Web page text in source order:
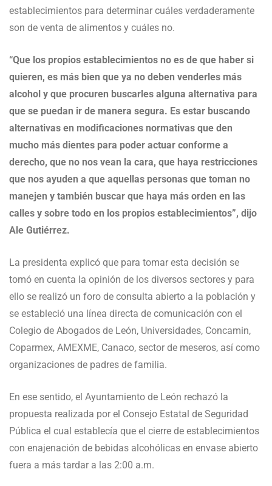
establecimientos para determinar cuáles verdaderamente
son de venta de alimentos y cuáles no.
“Que los propios establecimientos no es de que haber si
quieren, es más bien que ya no deben venderles más
alcohol y que procuren buscarles alguna alternativa para
que se puedan ir de manera segura. Es estar buscando
alternativas en modificaciones normativas que den
mucho más dientes para poder actuar conforme a
derecho, que no nos vean la cara, que haya restricciones
que nos ayuden a que aquellas personas que toman no
manejen y también buscar que haya más orden en las
calles y sobre todo en los propios establecimientos”, dijo
Ale Gutiérrez.
La presidenta explicó que para tomar esta decisión se
tomó en cuenta la opinión de los diversos sectores y para
ello se realizó un foro de consulta abierto a la población y
se estableció una línea directa de comunicación con el
Colegio de Abogados de León, Universidades, Concamin,
Coparmex, AMEXME, Canaco, sector de meseros, así como
organizaciones de padres de familia.
En ese sentido, el Ayuntamiento de León rechazó la
propuesta realizada por el Consejo Estatal de Seguridad
Pública el cual establecía que el cierre de establecimientos
con enajenación de bebidas alcohólicas en envase abierto
fuera a más tardar a las 2:00 a.m.